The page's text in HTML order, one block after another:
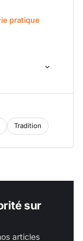
pratique
Tradition
sur
articles